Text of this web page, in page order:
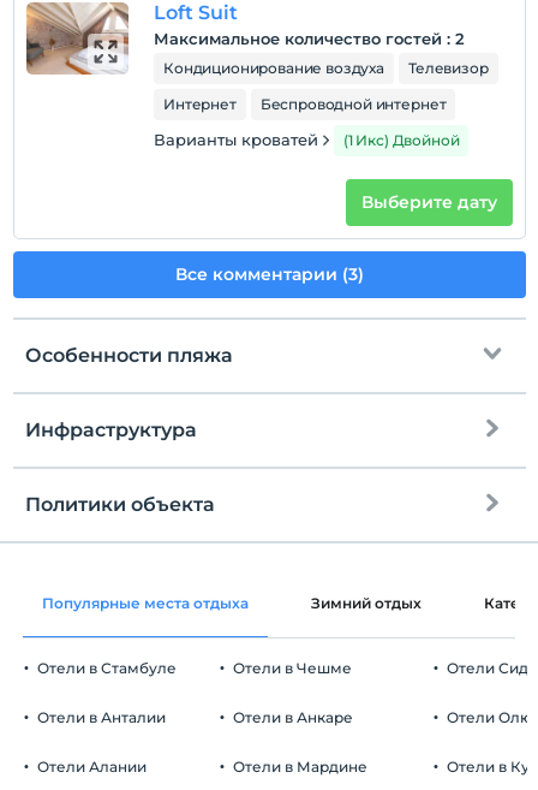
Loft Suit
Максимальное количество гостей : 2
Кондиционирование воздуха
Телевизор
Интернет
Беспроводной интернет
Варианты кроватей (1 Икс) Двойной
Выберите дату
Все комментарии (3)
Особенности пляжа
До пляжа
Общественный пляж
Песчаный пляж
Инфраструктура
Общие зоны и все комнаты
Автостоянка
Политики объекта
Зарегистрироваться
Время выезда
До 12:00
Домашние животные
Популярные места отдыха Зимний отдых
Отели в Стамбуле
Отели в Анталии
Отели Алании
Отели в Чешме
Отели в Анкаре
Отели в Мардине
Отели Сиде
Отели
Отели в